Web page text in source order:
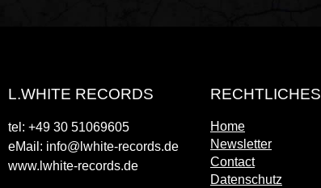
L.WHITE RECORDS
tel: +49 30 51069605
eMail: info@lwhite-records.de
www.lwhite-records.de
RECHTLICHES
Home
Newsletter
Contact
Datenschutz